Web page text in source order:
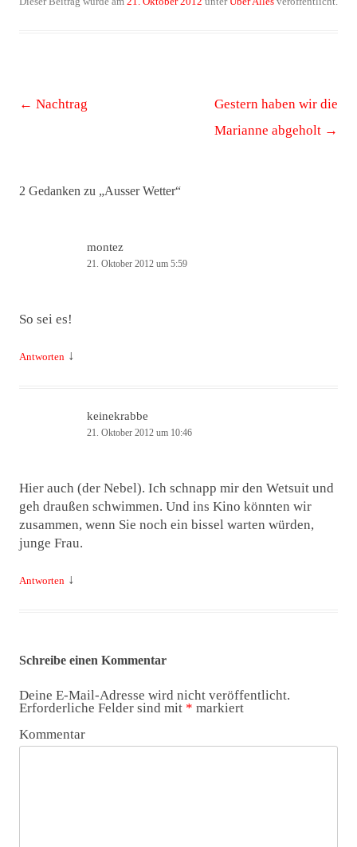
Beitrags-
← Nachtrag
Gestern haben wir die
Marianne abgeholt →
2 Gedanken zu „Ausser Wetter“
montez
21. Oktober 2012 um 5:59
So sei es!
Antworten ↓
keinekrabbe
21. Oktober 2012 um 10:46
Hier auch (der Nebel). Ich schnapp mir den Wetsuit und
geh draußen schwimmen. Und ins Kino könnten wir
zusammen, wenn Sie noch ein bissel warten würden,
junge Frau.
Antworten ↓
Schreibe einen Kommentar
Deine E-Mail-Adresse wird nicht veröffentlicht.
Erforderliche Felder sind mit * markiert
Kommentar